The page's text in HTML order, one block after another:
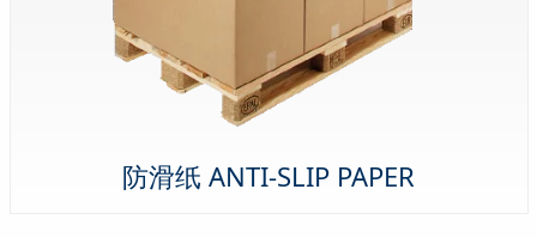
防滑纸 ANTI-SLIP PAPER